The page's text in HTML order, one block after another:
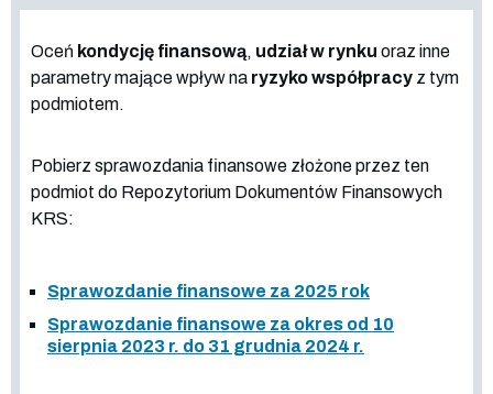
Oceń kondycję finansową, udział w rynku oraz inne
parametry mające wpływ na ryzyko współpracy z tym
podmiotem.
Pobierz sprawozdania finansowe złożone przez ten
podmiot do Repozytorium Dokumentów Finansowych
KRS:
Sprawozdanie finansowe za 2025 rok
Sprawozdanie finansowe za okres od 10
sierpnia 2023 r. do 31 grudnia 2024 r.